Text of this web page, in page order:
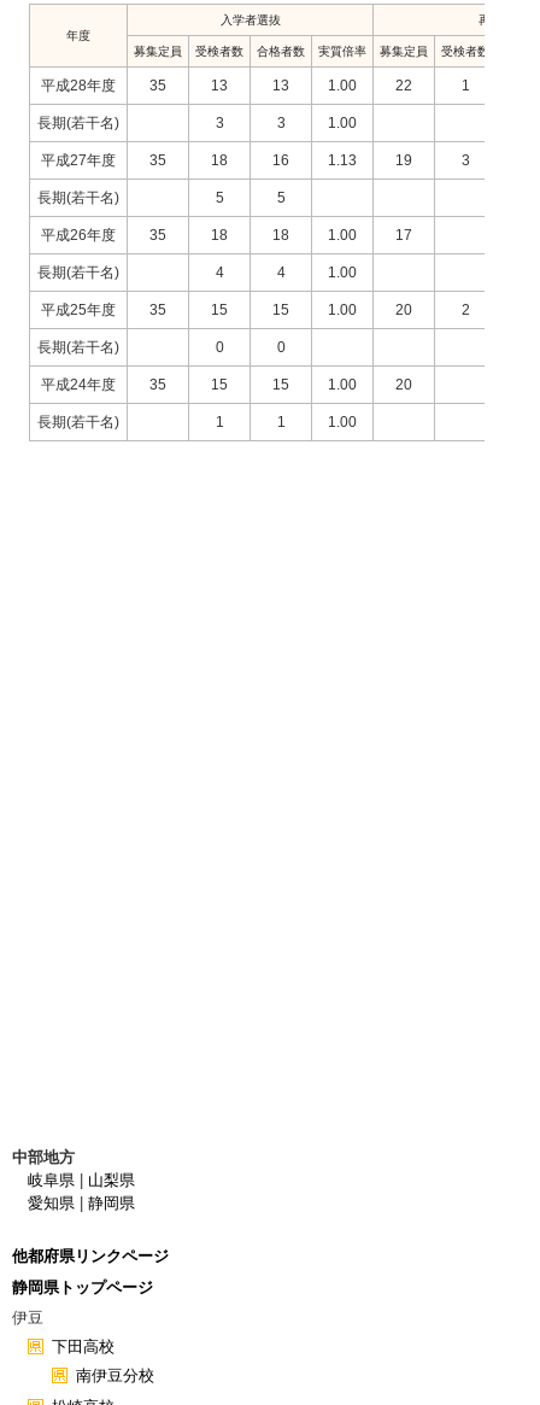
年度
入学者選抜 再募集
募集定員 受検者数 合格者数 実質倍率 募集定員 受検者数
平成28年度 35 13 13 1.00 22 1
長期(若干名) 3 3 1.00
平成27年度 35 18 16 1.13 19 3
長期(若干名) 5 5
平成26年度 35 18 18 1.00 17
長期(若干名) 4 4 1.00
平成25年度 35 15 15 1.00 20 2
長期(若干名) 0 0
平成24年度 35 15 15 1.00 20
長期(若干名) 1 1 1.00
中部地方
岐阜県 | 山梨県
愛知県 | 静岡県
他都府県リンクページ
静岡県トップページ
伊豆
下田高校
南伊豆分校